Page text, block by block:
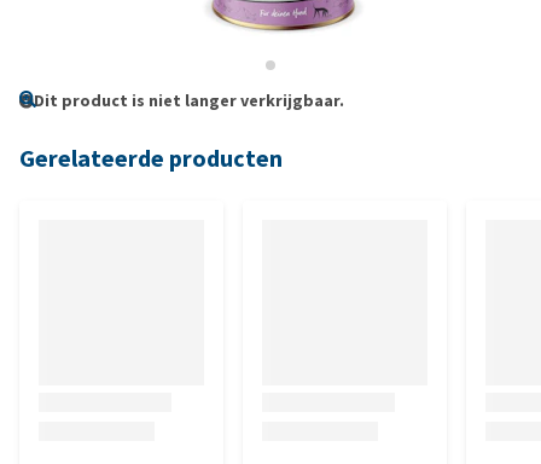
Dit product is niet langer verkrijgbaar.
Gerelateerde producten